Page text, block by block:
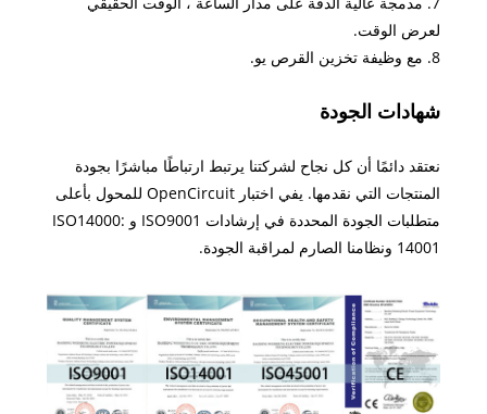
لعرض الوقت.
8. مع وظيفة تخزين القرص يو.
شهادات الجودة
نعتقد دائمًا أن كل نجاح لشركتنا يرتبط ارتباطًا مباشرًا بجودة
المنتجات التي نقدمها. يفي اختبار OpenCircuit للمحول بأعلى
متطلبات الجودة المحددة في إرشادات ISO9001 و ISO14000:
14001 ونظامنا الصارم لمراقبة الجودة.